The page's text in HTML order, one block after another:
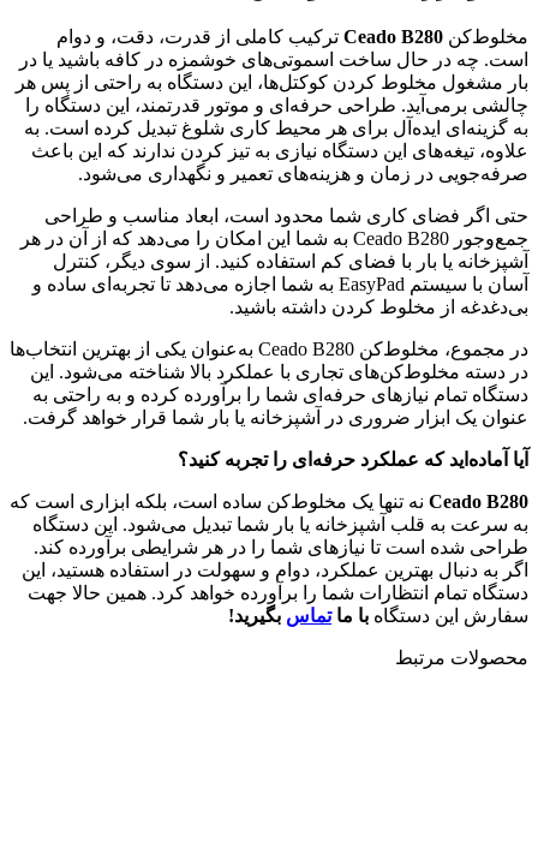
مخلوط‌کن Ceado B280 ترکیب کاملی از قدرت، دقت، و دوام
است. چه در حال ساخت اسموتی‌های خوشمزه در کافه باشید یا در
بار مشغول مخلوط کردن کوکتل‌ها، این دستگاه به راحتی از پس هر
چالشی برمی‌آید. طراحی حرفه‌ای و موتور قدرتمند، این دستگاه را
به گزینه‌ای ایده‌آل برای هر محیط کاری شلوغ تبدیل کرده است. به
علاوه، تیغه‌های این دستگاه نیازی به تیز کردن ندارند که این باعث
صرفه‌جویی در زمان و هزینه‌های تعمیر و نگهداری می‌شود.
حتی اگر فضای کاری شما محدود است، ابعاد مناسب و طراحی
جمع‌وجور Ceado B280 به شما این امکان را می‌دهد که از آن در هر
آشپزخانه یا بار با فضای کم استفاده کنید. از سوی دیگر، کنترل
آسان با سیستم EasyPad به شما اجازه می‌دهد تا تجربه‌ای ساده و
بی‌دغدغه از مخلوط کردن داشته باشید.
در مجموع، مخلوط‌کن Ceado B280 به‌عنوان یکی از بهترین انتخاب‌ها
در دسته مخلوط‌کن‌های تجاری با عملکرد بالا شناخته می‌شود. این
دستگاه تمام نیازهای حرفه‌ای شما را برآورده کرده و به راحتی به
عنوان یک ابزار ضروری در آشپزخانه یا بار شما قرار خواهد گرفت.
آیا آماده‌اید که عملکرد حرفه‌ای را تجربه کنید؟
Ceado B280 نه تنها یک مخلوط‌کن ساده است، بلکه ابزاری است که
به سرعت به قلب آشپزخانه یا بار شما تبدیل می‌شود. این دستگاه
طراحی شده است تا نیازهای شما را در هر شرایطی برآورده کند.
اگر به دنبال بهترین عملکرد، دوام و سهولت در استفاده هستید، این
دستگاه تمام انتظارات شما را برآورده خواهد کرد. همین حالا جهت
سفارش این دستگاه با ماتماس بگیرید!
محصولات مرتبط